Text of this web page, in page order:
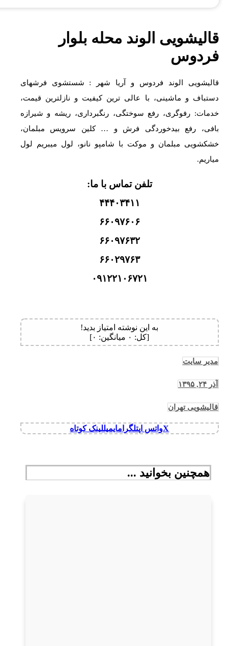
قالیشویی الوند محله بلوار
فردوس
قالیشویی الوند فردوس و آریا شهر : شستشوی فرشهای
دستباف و ماشینی، با عالی ترین کیفیت و نازلترین قیمت،
خدمات: رفوگری، رفع سوختگی، رنگبرداری، ریشه و شیرازه
بافی، رفع بیدخوردگی فرش و … کلین سرویس مبلمان،
خشکشویی مبلمان و موکت با شامپو نانو، لول میبریم لول
میاریم.
تلفن تماس با ما:
۴۴۴۰۳۴۱۱
۶۶۰۹۷۶۰۶
۶۶۰۹۷۶۳۲
۶۶۰۲۹۷۶۳
۰۹۱۲۲۱۰۶۷۲۱
به این نوشته امتیاز بدید!
[کل: ۰ میانگین: ۰]
مدیر سایت
آذر ۲۴, ۱۳۹۵
قالیشویی تهران
Xواتس اپتلگرامایمیللینک کوتاه
همچنین بخوانید ...